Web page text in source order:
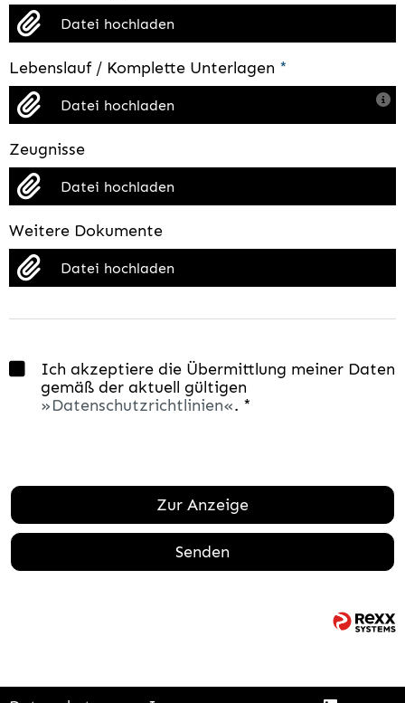
Datei hochladen
Lebenslauf / Komplette Unterlagen *
Datei hochladen
Zeugnisse
Datei hochladen
Weitere Dokumente
Datei hochladen
Ich akzeptiere die Übermittlung meiner Daten
gemäß der aktuell gültigen
Datenschutzrichtlinien
. *
Zur Anzeige
Senden